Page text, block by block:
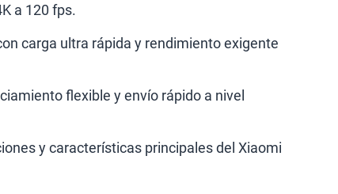
a 120 fps.
carga ultra rápida y rendimiento exigente
flexible y envío rápido a nivel
y características principales del Xiaomi